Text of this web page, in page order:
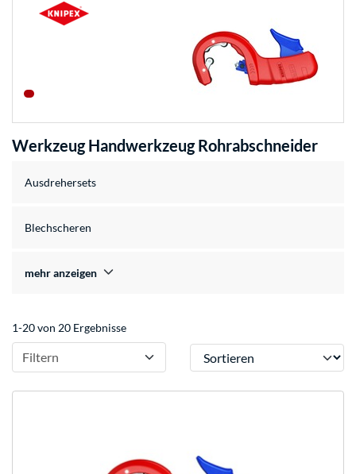
Werkzeug Handwerkzeug Rohrabschneider
Ausdrehersets
Blechscheren
mehr anzeigen
1-20 von 20 Ergebnisse
Filtern Sortieren